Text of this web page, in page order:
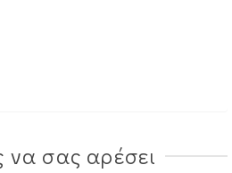
να σας αρέσει